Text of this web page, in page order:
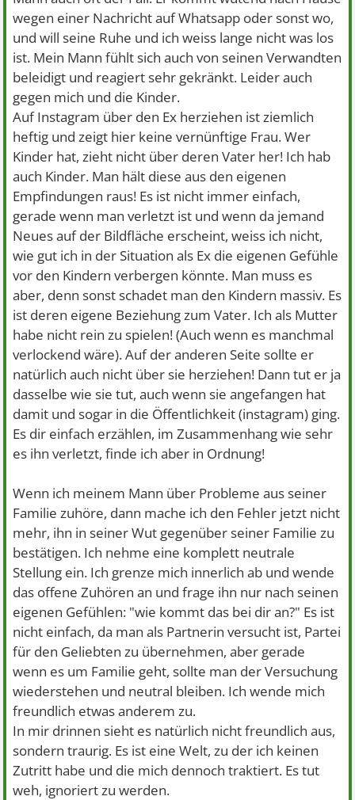
wegen einer Nachricht auf Whatsapp oder sonst wo,
und will seine Ruhe und ich weiss lange nicht was los
ist. Mein Mann fühlt sich auch von seinen Verwandten
beleidigt und reagiert sehr gekränkt. Leider auch
gegen mich und die Kinder.
Auf Instagram über den Ex herziehen ist ziemlich
heftig und zeigt hier keine vernünftige Frau. Wer
Kinder hat, zieht nicht über deren Vater her! Ich hab
auch Kinder. Man hält diese aus den eigenen
Empfindungen raus! Es ist nicht immer einfach,
gerade wenn man verletzt ist und wenn da jemand
Neues auf der Bildfläche erscheint, weiss ich nicht,
wie gut ich in der Situation als Ex die eigenen Gefühle
vor den Kindern verbergen könnte. Man muss es
aber, denn sonst schadet man den Kindern massiv. Es
ist deren eigene Beziehung zum Vater. Ich als Mutter
habe nicht rein zu spielen! (Auch wenn es manchmal
verlockend wäre). Auf der anderen Seite sollte er
natürlich auch nicht über sie herziehen! Dann tut er ja
dasselbe wie sie tut, auch wenn sie angefangen hat
damit und sogar in die Öffentlichkeit (instagram) ging.
Es dir einfach erzählen, im Zusammenhang wie sehr
es ihn verletzt, finde ich aber in Ordnung!
Wenn ich meinem Mann über Probleme aus seiner
Familie zuhöre, dann mache ich den Fehler jetzt nicht
mehr, ihn in seiner Wut gegenüber seiner Familie zu
bestätigen. Ich nehme eine komplett neutrale
Stellung ein. Ich grenze mich innerlich ab und wende
das offene Zuhören an und frage ihn nur nach seinen
eigenen Gefühlen: "wie kommt das bei dir an?" Es ist
nicht einfach, da man als Partnerin versucht ist, Partei
für den Geliebten zu übernehmen, aber gerade
wenn es um Familie geht, sollte man der Versuchung
wiederstehen und neutral bleiben. Ich wende mich
freundlich etwas anderem zu.
In mir drinnen sieht es natürlich nicht freundlich aus,
sondern traurig. Es ist eine Welt, zu der ich keinen
Zutritt habe und die mich dennoch traktiert. Es tut
weh, ignoriert zu werden.